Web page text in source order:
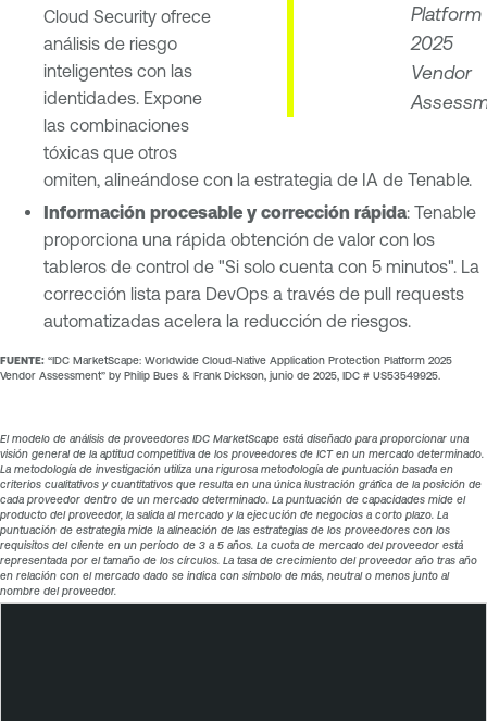
Platform
2025
Vendor
Cloud Security ofrece
análisis de riesgo
inteligentes con las
identidades. Expone
las combinaciones
tóxicas que otros
omiten, alineándose con la estrategia de IA de Tenable.
Información procesable y corrección rápida: Tenable
proporciona una rápida obtención de valor con los
tableros de control de "Si solo cuenta con 5 minutos". La
corrección lista para DevOps a través de pull requests
automatizadas acelera la reducción de riesgos.
FUENTE: “IDC MarketScape: Worldwide Cloud-Native Application Protection Platform 2025
Vendor Assessment” by Philip Bues & Frank Dickson, junio de 2025, IDC # US53549925.
El modelo de análisis de proveedores IDC MarketScape está diseñado para proporcionar una
visión general de la aptitud competitiva de los proveedores de ICT en un mercado determinado.
La metodología de investigación utiliza una rigurosa metodología de puntuación basada en
criterios cualitativos y cuantitativos que resulta en una única ilustración gráfica de la posición de
cada proveedor dentro de un mercado determinado. La puntuación de capacidades mide el
producto del proveedor, la salida al mercado y la ejecución de negocios a corto plazo. La
puntuación de estrategia mide la alineación de las estrategias de los proveedores con los
requisitos del cliente en un período de 3 a 5 años. La cuota de mercado del proveedor está
representada por el tamaño de los círculos. La tasa de crecimiento del proveedor año tras año
en relación con el mercado dado se indica con símbolo de más, neutral o menos junto al
nombre del proveedor.